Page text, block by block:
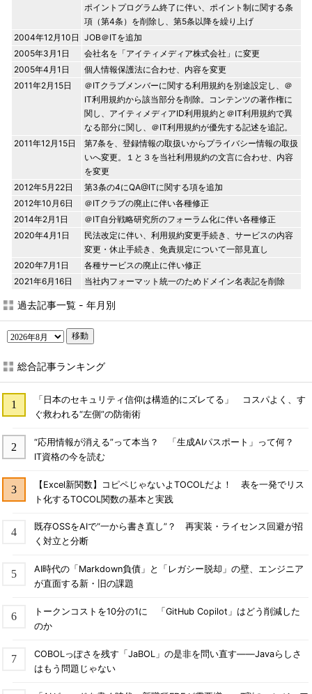
ポイントプログラム終了に伴い、ポイント制に関する条
項（第4条）を削除し、第5条以降を繰り上げ
2004年12月10日 JOB＠ITを追加
2005年3月1日
会社名を「アイティメディア株式会社」に変更
2005年4月1日
個人情報保護法に合わせ、内容を変更
2011年2月15日
＠ITクラブメンバーに関する利用規約を別途設定し、＠
IT利用規約から該当部分を削除。コンテンツの著作権に
関し、アイティメディアID利用規約と＠IT利用規約で異
なる部分に関し、＠IT利用規約が優先する記述を追記。
2011年12月15日
第7条を、登録情報の取扱いからプライバシー情報の取扱
いへ変更。１と３を当社利用規約の文言に合わせ、内容
を変更
2012年5月22日
第3条の4にQA@ITに関する項を追加
2012年10月6日
＠ITクラブの廃止に伴い各種修正
2014年2月1日
＠IT自分戦略研究所のフォーラム化に伴い各種修正
2020年4月1日
民法改定に伴い、利用規約変更手続き、サービスの内容
変更・休止手続き、免責規定について一部見直し
2020年7月1日
各種サービスの廃止に伴い修正
2021年6月16日
当社内フォーマット統一のためドメイン名表記を削除
過去記事一覧 - 年月別
移動
総合記事ランキング
「日本のセキュリティ信仰は構造的にズレてる」 コスパよく、す
ぐ救われる“左側”の防衛術
“応用情報が消える”って本当？ 「生成AIパスポート」って何？
IT資格の今を読む
【Excel新関数】コピペじゃないよTOCOLだよ！ 表を一発でリス
ト化するTOCOL関数の基本と実践
既存OSSをAIで“一から書き直し”？ 再実装・ライセンス回避が招
く対立と分断
AI時代の「Markdown負債」と「レガシー脱却」の壁、エンジニア
が直面する新・旧の課題
トークンコストを10分の1に 「GitHub Copilot」はどう削減した
のか
COBOLっぽさを残す「JaBOL」の是非を問い直す――Javaらしさ
はもう問題じゃない